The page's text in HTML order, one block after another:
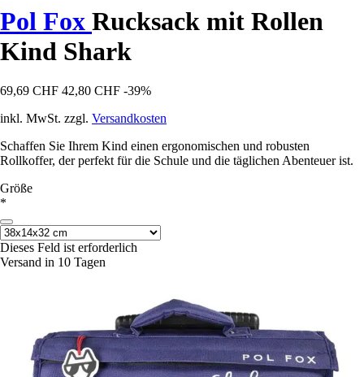
Pol Fox Rucksack mit Rollen
Kind Shark
69,69 CHF 42,80 CHF -39%
inkl. MwSt. zzgl. Versandkosten
Schaffen Sie Ihrem Kind einen ergonomischen und robusten
Rollkoffer, der perfekt für die Schule und die täglichen Abenteuer ist.
Größe
*
Dieses Feld ist erforderlich
Versand in 10 Tagen